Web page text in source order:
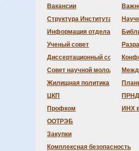
Вакансии
Структура Института
Информация отдела кадров
Ученый совет
Диссертационный совет
Совет научной молодежи
Жилищная политика
ЦКП
Профком
ООТРЭБ
Закупки
Комплексная безопасность
ПРНД
ИНХ